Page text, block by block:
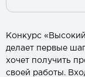
Конкурс
делает первые
хочет получить
своей работы.